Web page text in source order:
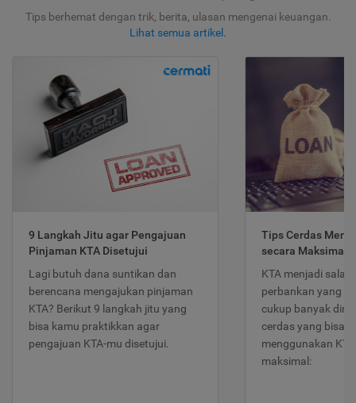
Tips berhemat dengan trik, berita, ulasan mengenai keuangan.
Lihat semua artikel .
9 Langkah Jitu agar Pengajuan
Pinjaman KTA Disetujui
Lagi butuh dana suntikan dan
berencana mengajukan pinjaman
KTA? Berikut 9 langkah jitu yang
bisa kamu praktikkan agar
pengajuan KTA-mu disetujui.
Tips Cerdas
secara Maksimal
KTA menjadi
perbankan yang
cukup banyak
cerdas yang bisa
menggunakan
maksimal: